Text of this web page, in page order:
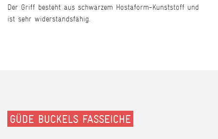
Der Griff besteht aus schwarzem Hostaform-Kunststoff und
ist sehr widerstandsfähig.
GÜDE BUCKELS FASSEICHE